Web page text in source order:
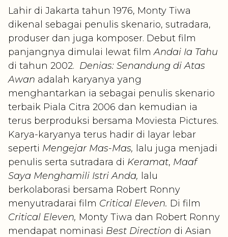
Lahir di Jakarta tahun 1976, Monty Tiwa
dikenal sebagai penulis skenario, sutradara,
produser dan juga komposer. Debut film
panjangnya dimulai lewat filmAndai Ia Tahu
di tahun 2002. Denias: Senandung di Atas
Awan adalah karyanya yang
menghantarkan ia sebagai penulis skenario
terbaik Piala Citra 2006 dan kemudian ia
terus berproduksi bersama Moviesta Pictures.
Karya-karyanya terus hadir di layar lebar
seperti Mengejar Mas-Mas, lalu juga menjadi
penulis serta sutradara di Keramat, Maaf
Saya Menghamili Istri Anda, lalu
berkolaborasi bersama Robert Ronny
menyutradarai film Critical Eleven. Di film
Critical Eleven, Monty Tiwa dan Robert Ronny
mendapat nominasi Best Direction di Asian